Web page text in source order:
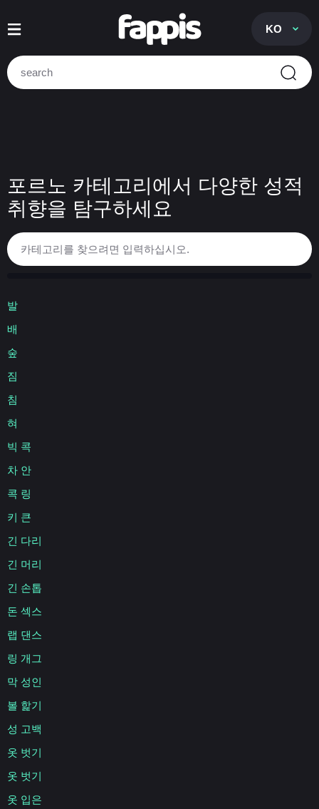
KO
포르노 카테고리에서 다양한 성적
취향을 탐구하세요
발
배
숲
짐
침
혀
빅 콕
차 안
콕 링
키 큰
긴 다리
긴 머리
긴 손톱
돈 섹스
랩 댄스
링 개그
막 성인
볼 핥기
성 고백
옷 벗기
옷 벗기
옷 입은